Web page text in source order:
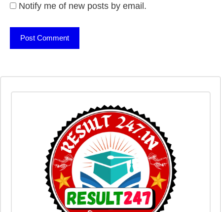
Notify me of new posts by email.